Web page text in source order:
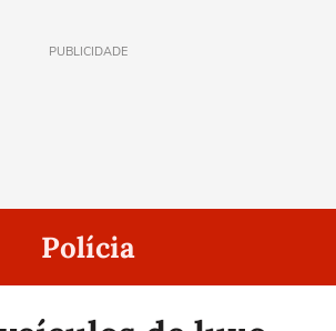
PUBLICIDADE
Polícia